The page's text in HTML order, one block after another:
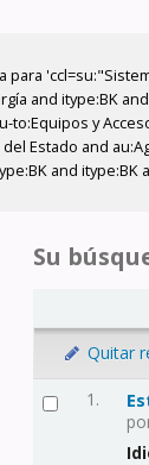
and itype:BK
to:Equipos y
Estado and
and itype:BK
Su
Quitar
1.